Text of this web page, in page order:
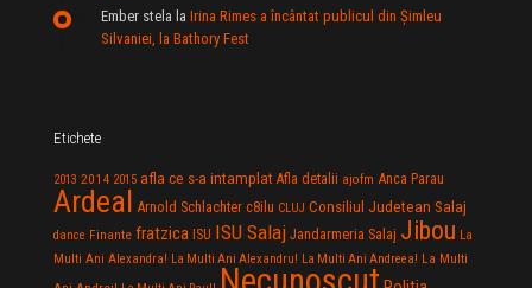
Ember stela la Irina Rimes a încântat publicul din Şimleu
Silvaniei, la Bathory Fest
Etichete
2013 2014 2015 afla ce s-a intamplat Afla detalii ajofm Anca Parau
Ardeal Arnold Schlachter c8ilu CLUJ Consiliul Judetean Salaj
dance Finante fratzica ISU ISU Salaj Jandarmeria Salaj Jibou La
Multi Ani Alexandra! La Multi Ani Alexandru! La Multi Ani Andreea! La Multi